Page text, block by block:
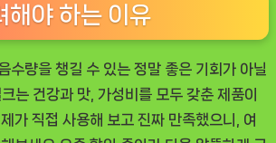
해야 하는 이유
수량을 챙길 수 있는 정말 좋은 기회가 아닐
는 건강과 맛, 가성비를 모두 갖춘 제품이
가 직접 사용해 보고 진짜 만족했으니, 여